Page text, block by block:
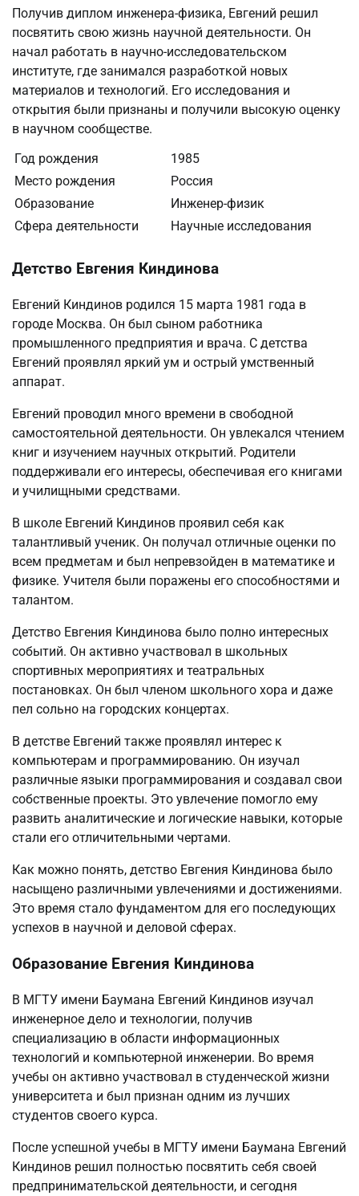
Получив диплом инженера-физика, Евгений решил
посвятить свою жизнь научной деятельности. Он
начал работать в научно-исследовательском
институте, где занимался разработкой новых
материалов и технологий. Его исследования и
открытия были признаны и получили высокую оценку
в научном сообществе.
Год рождения
1985
Место рождения
Россия
Образование
Инженер-физик
Сфера деятельности
Научные исследования
Детство Евгения Киндинова
Евгений Киндинов родился 15 марта 1981 года в
городе Москва. Он был сыном работника
промышленного предприятия и врача. С детства
Евгений проявлял яркий ум и острый умственный
аппарат.
Евгений проводил много времени в свободной
самостоятельной деятельности. Он увлекался чтением
книг и изучением научных открытий. Родители
поддерживали его интересы, обеспечивая его книгами
и училищными средствами.
В школе Евгений Киндинов проявил себя как
талантливый ученик. Он получал отличные оценки по
всем предметам и был непревзойден в математике и
физике. Учителя были поражены его способностями и
талантом.
Детство Евгения Киндинова было полно интересных
событий. Он активно участвовал в школьных
спортивных мероприятиях и театральных
постановках. Он был членом школьного хора и даже
пел сольно на городских концертах.
В детстве Евгений также проявлял интерес к
компьютерам и программированию. Он изучал
различные языки программирования и создавал свои
собственные проекты. Это увлечение помогло ему
развить аналитические и логические навыки, которые
стали его отличительными чертами.
Как можно понять, детство Евгения Киндинова было
насыщено различными увлечениями и достижениями.
Это время стало фундаментом для его последующих
успехов в научной и деловой сферах.
Образование Евгения Киндинова
В МГТУ имени Баумана Евгений Киндинов изучал
инженерное дело и технологии, получив
специализацию в области информационных
технологий и компьютерной инженерии. Во время
учебы он активно участвовал в студенческой жизни
университета и был признан одним из лучших
студентов своего курса.
После успешной учебы в МГТУ имени Баумана Евгений
Киндинов решил полностью посвятить себя своей
предпринимательской деятельности, и сегодня